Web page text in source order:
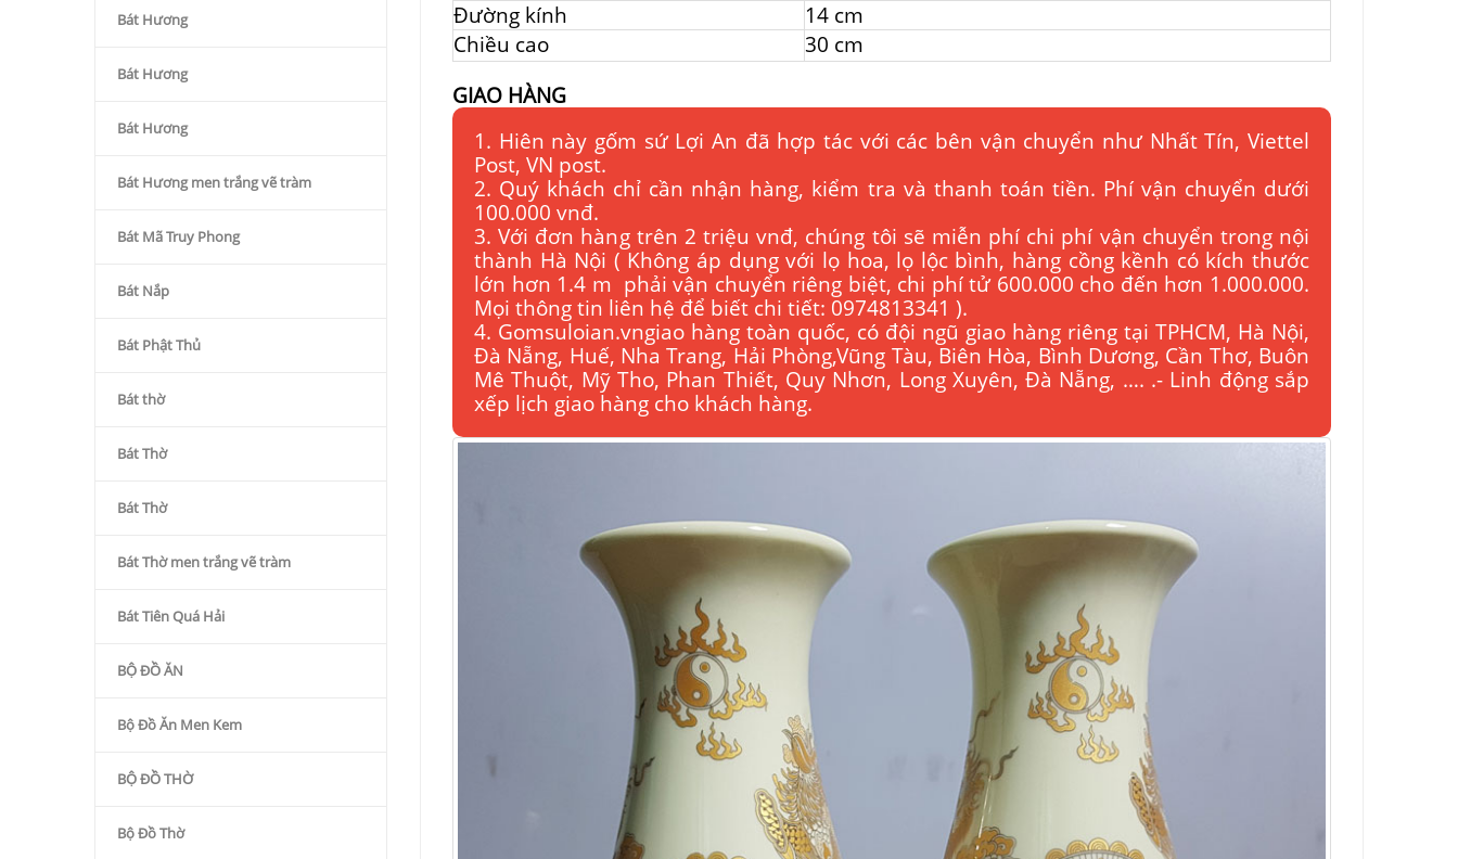
Bát Hương
Bát Hương
Bát Hương
Bát Hương men trắng vẽ tràm
Bát Mã Truy Phong
Bát Nắp
Bát Phật Thủ
Bát thờ
Bát Thờ
Bát Thờ
Bát Thờ men trắng vẽ tràm
Bát Tiên Quá Hải
BỘ ĐỒ ĂN
Bộ Đồ Ăn Men Kem
BỘ ĐỒ THỜ
Bộ Đồ Thờ
Đường kính
14 cm
Chiều cao
30 cm
GIAO HÀNG
1. Hiên này gốm sứ Lợi An đã hợp tác với các bên vận chuyển như Nhất Tín, Viettel
Post, VN post.
2. Quý khách chỉ cần nhận hàng, kiểm tra và thanh toán tiền. Phí vận chuyển dưới
100.000 vnđ.
3. Với đơn hàng trên 2 triệu vnđ, chúng tôi sẽ miễn phí chi phí vận chuyển trong nội
thành Hà Nội ( Không áp dụng với lọ hoa, lọ lộc bình, hàng cồng kềnh có kích thước
lớn hơn 1.4 m phải vận chuyển riêng biệt, chi phí tử 600.000 cho đến hơn 1.000.000.
Mọi thông tin liên hệ để biết chi tiết: 0974813341 ).
4. Gomsuloian.vngiao hàng toàn quốc, có đội ngũ giao hàng riêng tại TPHCM, Hà Nội,
Đà Nẵng, Huế, Nha Trang, Hải Phòng,Vũng Tàu, Biên Hòa, Bình Dương, Cần Thơ, Buôn
Mê Thuột, Mỹ Tho, Phan Thiết, Quy Nhơn, Long Xuyên, Đà Nẵng, …. .- Linh động sắp
xếp lịch giao hàng cho khách hàng.